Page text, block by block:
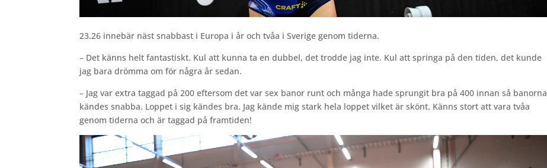
23.26 innebär näst snabbast i Europa i år och tvåa i Sverige genom tiderna.
– Det känns helt fantastiskt. Kul att kunna ta en dubbel, det trodde jag inte. Kul att springa på den tiden, det kunde
jag bara drömma om för några år sedan.
– Jag var extra taggad på 200 eftersom det var sex banor runt och många hade sprungit bra på 400 innan så banorna
kändes snabba. Loppet i sig kändes bra. Jag kände mig stark hela loppet vilket är skönt. Känns stort att vara tvåa
genom tiderna och är taggad på framtiden!